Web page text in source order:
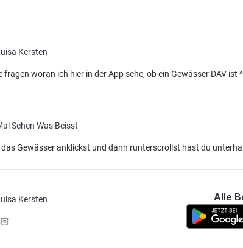
Kersten
fragen woran ich hier in der App sehe, ob ein Gewässer DAV ist
Sehen Was Beisst
das Gewässer anklickst und dann runterscrollst hast du
Kersten Alle